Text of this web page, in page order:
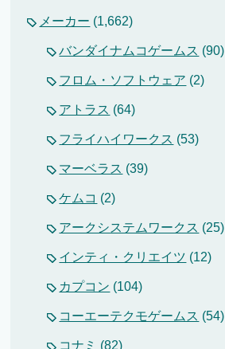
メーカー (1,662)
バンダイナムコゲームス (90)
フロム・ソフトウェア (2)
アトラス (64)
フライハイワークス (53)
マーベラス (39)
ケムコ (2)
アークシステムワークス (25)
インティ・クリエイツ (12)
カプコン (104)
コーエーテクモゲームス (54)
コナミ (82)